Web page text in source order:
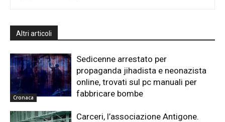
Altri articoli
Cronaca
Sedicenne arrestato per
propaganda jihadista e neonazista
online, trovati sul pc manuali per
fabbricare bombe
Carceri, l’associazione Antigone.